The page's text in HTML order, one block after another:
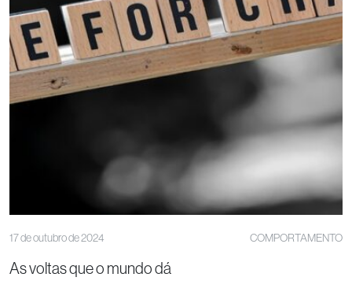
17 de outubro de 2024 COMPORTAMENTO
As voltas que o mundo dá